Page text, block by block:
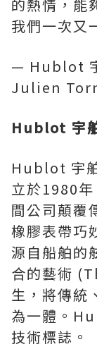
的熱情，能
我們一次又
— Hublot
Julien
Hublot 宇
Hublot 宇
立於1980
間公司顛覆
橡膠表帶巧
源自船舶的
合的藝術
生，將傳統
為一體。
技術標誌。